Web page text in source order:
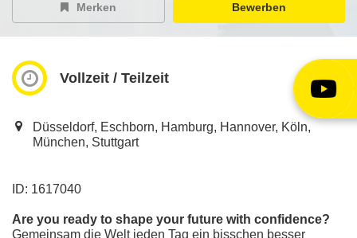
Merken Bewerben
Vollzeit / Teilzeit
Düsseldorf, Eschborn, Hamburg, Hannover, Köln,
München, Stuttgart
ID: 1617040
Are you ready to shape your future with confidence?
Gemeinsam die Welt jeden Tag ein bisschen besser